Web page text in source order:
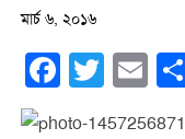
মার্চ ৬, ২০১৬
Facebook
Twitter Email